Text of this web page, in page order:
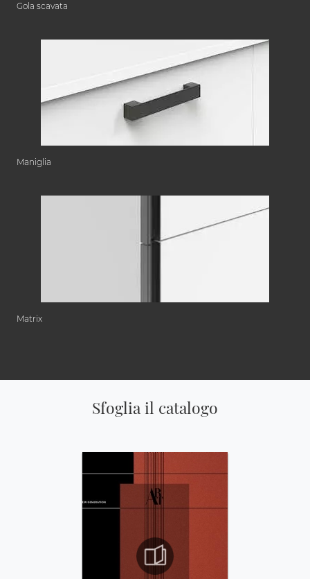
Gola scavata
Maniglia
Matrix
Sfoglia il catalogo